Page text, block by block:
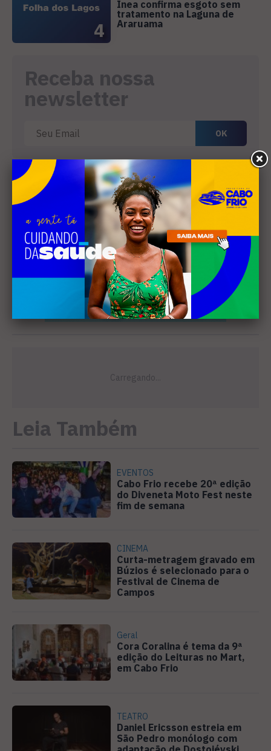
4
Inea confirma esgoto sem
tratamento na Laguna de
Araruama
Receba nossa
newsletter
Leia Também
EVENTOS
Cabo Frio recebe 20ª edição
do Diveneta Moto Fest neste
fim de semana
CINEMA
Curta-metragem gravado em
Búzios é selecionado para o
Festival de Cinema de
Campos
Geral
Cora Coralina é tema da 9ª
edição do Leituras no Mart,
em Cabo Frio
TEATRO
Daniel Ericsson estreia em
São Pedro monólogo com